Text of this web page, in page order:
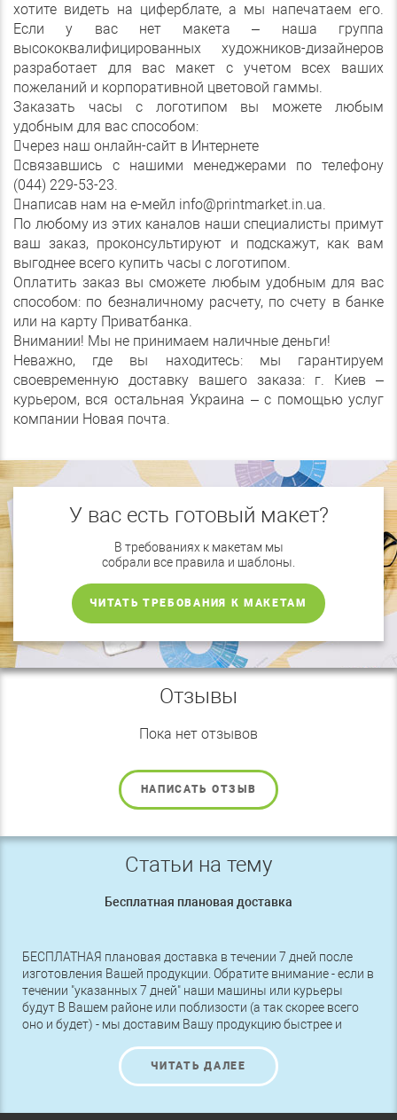
хотите видеть на циферблате, а мы напечатаем его.
Если у вас нет макета – наша группа
высококвалифицированных художников-дизайнеров
разработает для вас макет с учетом всех ваших
пожеланий и корпоративной цветовой гаммы.
Заказать часы с логотипом вы можете любым
удобным для вас способом:
через наш онлайн-сайт в Интернете
связавшись с нашими менеджерами по телефону
(044) 229-53-23.
написав нам на е-мейл info@printmarket.in.ua.
По любому из этих каналов наши специалисты примут
ваш заказ, проконсультируют и подскажут, как вам
выгоднее всего купить часы с логотипом.
Оплатить заказ вы сможете любым удобным для вас
способом: по безналичному расчету, по счету в банке
или на карту Приватбанка.
Внимании! Мы не принимаем наличные деньги!
Неважно, где вы находитесь: мы гарантируем
своевременную доставку вашего заказа: г. Киев –
курьером, вся остальная Украина – с помощью услуг
компании Новая почта.
У вас есть готовый макет?
В требованиях к макетам мы
собрали все правила и шаблоны.
ЧИТАТЬ ТРЕБОВАНИЯ К МАКЕТАМ
Отзывы
Пока нет отзывов
НАПИСАТЬ ОТЗЫВ
Статьи на тему
Бесплатная плановая доставка
БЕСПЛАТНАЯ плановая доставка в течении 7 дней после
изготовления Вашей продукции. Обратите внимание - если в
течении "указанных 7 дней" наши машины или курьеры
будут В Вашем районе или поблизости (а так скорее всего
оно и будет) - мы доставим Вашу продукцию быстрее и
ЧИТАТЬ ДАЛЕЕ